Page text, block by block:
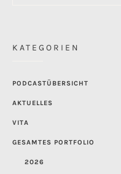
KATEGORIEN
PODCASTÜBERSICHT
AKTUELLES
VITA
GESAMTES PORTFOLIO
2026